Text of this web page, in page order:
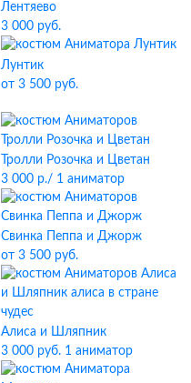
Лентяево
3 000 руб.
Лунтик
от 3 500 руб.
Тролли Розочка и Цветан
3 000 р./ 1 аниматор
Свинка Пеппа и Джорж
от 3 500 руб.
Алиса и Шляпник
3 000 руб. 1 аниматор